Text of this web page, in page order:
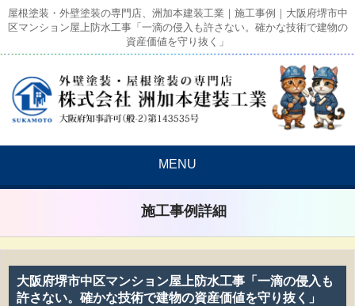
屋根塗装・外壁塗装の専門店、洲加本建装工業｜施工事例｜大阪府堺市中
区マンション屋上防水工事「一滴の侵入も許さない。確かな技術で建物の
資産価値を守り抜く」
MENU
施工事例詳細
大阪府堺市中区マンション屋上防水工事「一滴の侵入も
許さない。確かな技術で建物の資産価値を守り抜く」